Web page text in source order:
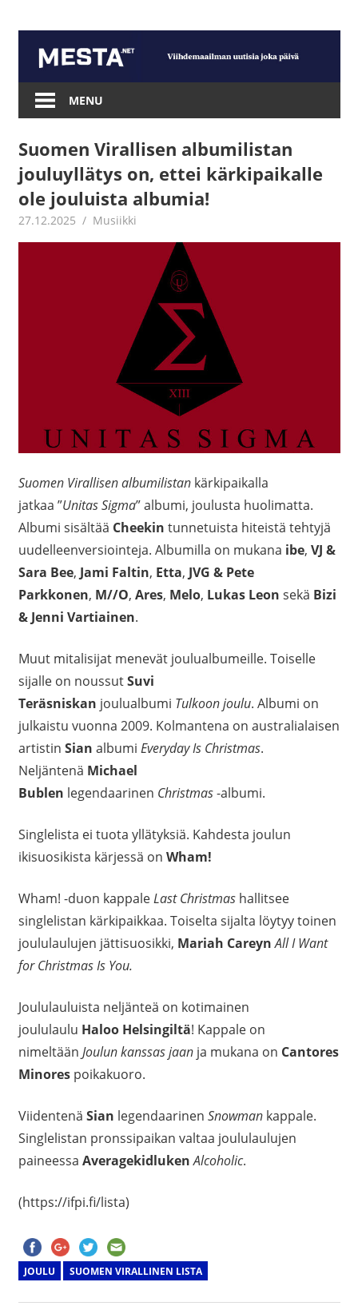
content
Mesta.net
MENU
Suomen Virallisen albumilistan
jouluyllätys on, ettei kärkipaikalle
ole jouluista albumia!
27.12.2025 Juha Kaunisto
Musiikki
Suomen Virallisen albumilistankärkipaikalla
jatkaa ”Unitas Sigma” albumi, joulusta huolimatta.
Albumi sisältää Cheekin tunnetuista hiteistä tehtyjä
uudelleenversiointeja. Albumilla on mukana ibe, VJ &
Sara Bee, Jami Faltin, Etta, JVG & Pete
Parkkonen, M//O, Ares, Melo, Lukas Leon sekä Bizi
& Jenni Vartiainen.
Muut mitalisijat menevät joulualbumeille. Toiselle
sijalle on noussutSuvi
Teräsniskan joulualbumi Tulkoon joulu. Albumi on
julkaistu vuonna 2009. Kolmantena on australialaisen
artistin Sian albumi Everyday Is Christmas.
Neljäntenä Michael
Bublen legendaarinen Christmas-albumi.
Singlelista ei tuota yllätyksiä. Kahdesta joulun
ikisuosikista kärjessä on Wham!
Wham! -duon kappaleLast Christmashallitsee
singlelistan kärkipaikkaa. Toiselta sijalta löytyy toinen
joululaulujen jättisuosikki, Mariah CareynAll I Want
for Christmas Is You.
Joululauluista neljänteä on kotimainen
joululaulu Haloo Helsingiltä! Kappale on
nimeltään Joulun kanssas jaanja mukana on Cantores
Minorespoikakuoro.
Viidentenä Sian legendaarinen Snowman kappale.
Singlelistan pronssipaikan valtaa joululaulujen
paineessa Averagekidluken Alcoholic.
(https://ifpi.fi/lista)
JOULU SUOMEN VIRALLINEN LISTA